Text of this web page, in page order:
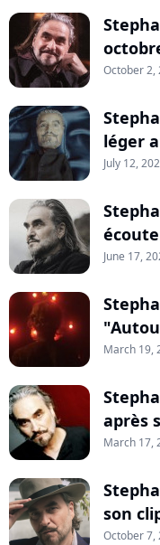
October 2,
léger
July 12,
June 17,
March 19,
après
March 17,
son
October 7,